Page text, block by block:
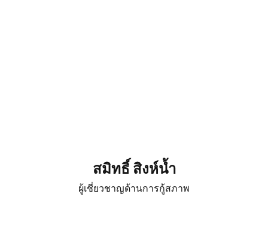
สมิทธิ์ สิงห์น้ำ
ผู้เชี่ยวชาญด้านการกู้สภาพ